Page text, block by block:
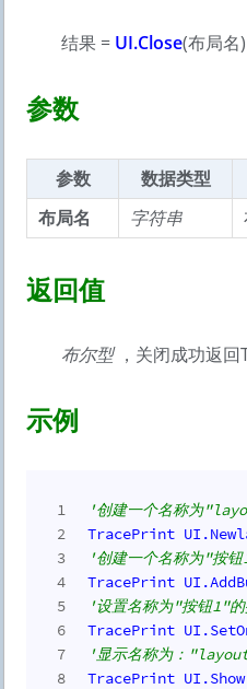
结果 = UI.Close(布局名)
参数
参数 数据类型
布局名
字符串
返回值
布尔型，关闭成功返回
示例
1
2
3
4
5
6
7
8
'创建一个名称为
TracePrint UI.
'创建一个名称为"按
TracePrint UI.
'设置名称为"按钮1"
TracePrint UI.
'显示名称为：
TracePrint UI.Show